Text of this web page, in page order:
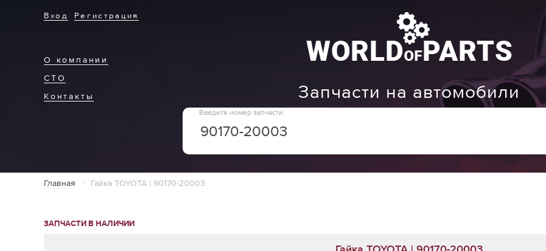
О компании
СТО
Контакты
Вход Регистрация
Запчасти на автомобили
Введите номер запчасти
Главная Гайка TOYOTA | 90170-20003
ЗАПЧАСТИ В НАЛИЧИИ